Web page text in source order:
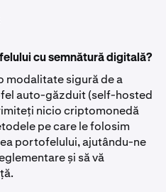
cu semnătură digitală?
modalitate sigură de a
auto-găzduit (self-hosted
nicio criptomonedă
pe care le folosim
portofelului, ajutându-ne
și să vă